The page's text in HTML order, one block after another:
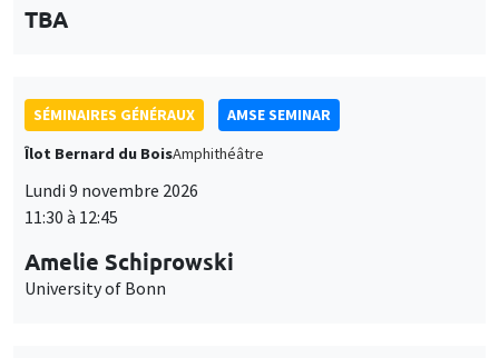
Îlot Bernard du BoisAmphithéâtre
Lundi 9 novembre 2026
11:30 à 12:45
Amelie Schiprowski
University of Bonn
des
personnelles
et
des
cookies
contenus multimédias. Vous êtes libre d’accepter, de refuser ou de
politique de confidentialité.
Personnaliser